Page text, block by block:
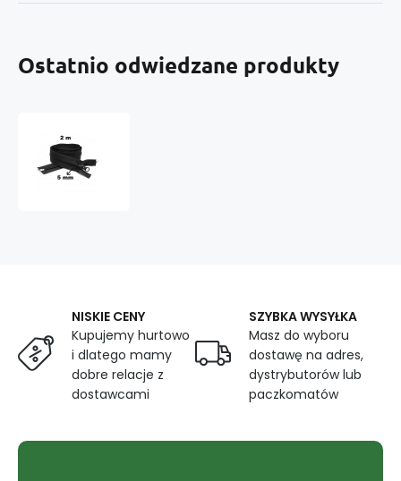
Ostatnio odwiedzane produkty
NISKIE CENY
Kupujemy hurtowo
i dlatego mamy
dobre relacje z
dostawcami
SZYBKA WYSYŁKA
Masz do wyboru
dostawę na adres,
dystrybutorów lub
paczkomatów